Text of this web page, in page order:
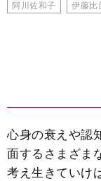
阿川佐和子 伊藤比
心身の衰えや認
面するさまざま
考え生きていけ